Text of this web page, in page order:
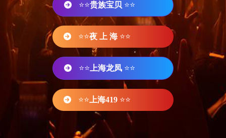
⭐⭐贵族宝贝 ⭐⭐
⭐⭐夜 上 海 ⭐⭐
⭐⭐ 上海龙凤 ⭐⭐
⭐⭐ 上海419 ⭐⭐